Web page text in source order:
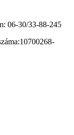
06-30/33-88-245